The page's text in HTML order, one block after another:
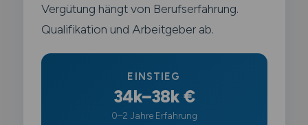
Vergütung hängt von Berufserfahrung.
Qualifikation und Arbeitgeber ab.
EINSTIEG
34k–38k €
0–2 Jahre Erfahrung